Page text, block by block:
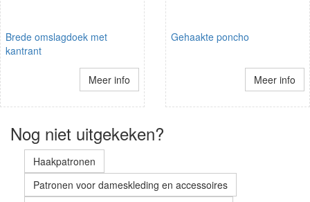
Brede omslagdoek met
kantrant
Meer info
Gehaakte poncho
Meer info
Nog niet uitgekeken?
Haakpatronen
Patronen voor dameskleding en accessoires